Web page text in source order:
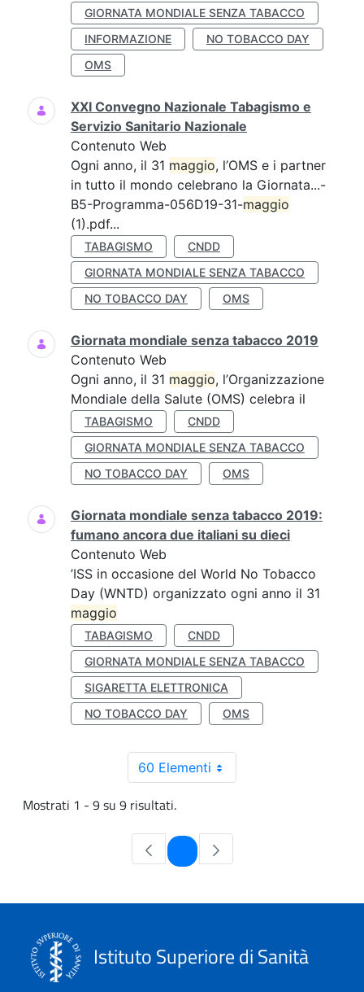
GIORNATA MONDIALE SENZA TABACCO
INFORMAZIONE
NO TOBACCO DAY
OMS
XXI Convegno Nazionale Tabagismo e
Servizio Sanitario Nazionale
Contenuto Web
Ogni anno, il 31 maggio, l’OMS e i partner
in tutto il mondo celebrano la Giornata...-
B5-Programma-056D19-31-maggio
(1).pdf...
TABAGISMO
CNDD
GIORNATA MONDIALE SENZA TABACCO
NO TOBACCO DAY
OMS
Giornata mondiale senza tabacco 2019
Contenuto Web
Ogni anno, il 31 maggio, l’Organizzazione
Mondiale della Salute (OMS) celebra il
TABAGISMO
CNDD
GIORNATA MONDIALE SENZA TABACCO
NO TOBACCO DAY
OMS
Giornata mondiale senza tabacco 2019:
fumano ancora due italiani su dieci
Contenuto Web
’ISS in occasione del World No Tobacco
Day (WNTD) organizzato ogni anno il 31
maggio
TABAGISMO
CNDD
GIORNATA MONDIALE SENZA TABACCO
SIGARETTA ELETTRONICA
NO TOBACCO DAY
OMS
60 Elementi
Mostrati 1 - 9 su 9 risultati.
Pagina
Istituto Superiore di Sanità